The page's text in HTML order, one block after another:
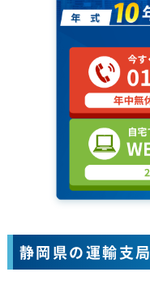
静岡県の運輸支局